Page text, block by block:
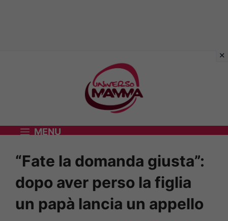
MENU
“Fate la domanda giusta”:
dopo aver perso la figlia
un papà lancia un appello